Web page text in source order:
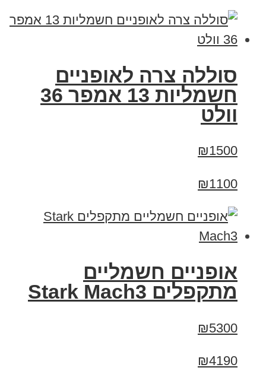
סוללה צרה לאופניים
חשמליות 13 אמפר 36
וולט
₪1500
₪1100
‏אופניים חשמליים
‏מתקפלים Stark Mach3
₪5300
₪4190